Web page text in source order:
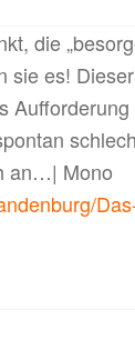
die
sie es!
an…| Mono